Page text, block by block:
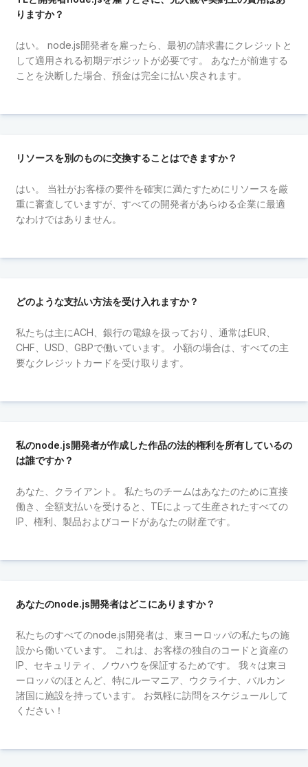
りますか？
はい。 node.js開発者を雇ったら、最初の請求書にクレジットと
して適用される初期デポジットが必要です。 あなたが前進する
ことを決断した場合、預金は完全に払い戻されます。
リソースを別のものに交換することはできますか？
はい。 当社がお客様の要件を確実に満たすためにリソースを厳
重に審査していますが、すべての開発者があらゆる企業に最適
なわけではありません。
どのような支払い方法を受け入れますか？
私たちは主にACH、銀行の電線を扱っており、通常はEUR、
CHF、USD、GBPで働いています。 小額の場合は、すべての主
要なクレジットカードを受け取ります。
私のnode.js開発者が作成した作品の法的権利を所有しているの
は誰ですか？
あなた、クライアント。 私たちのチームはあなたのために直接
働き、全額支払いを受けると、TEによって生産されたすべての
IP、権利、製品およびコードがあなたの財産です。
あなたのnode.js開発者はどこにありますか？
私たちのすべてのnode.js開発者は、東ヨーロッパの私たちの施
設から働いています。 これは、お客様の独自のコードと資産の
IP、セキュリティ、ノウハウを保証するためです。 我々は東ヨ
ーロッパのほとんど、特にルーマニア、ウクライナ、バルカン
諸国に施設を持っています。 お気軽に訪問をスケジュールして
ください！